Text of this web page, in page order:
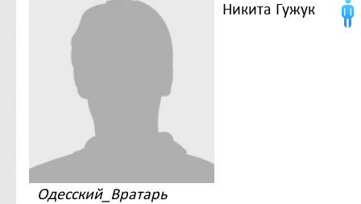
Никита Гужук
Одесский_Вратарь